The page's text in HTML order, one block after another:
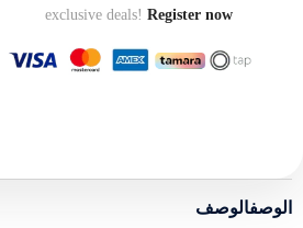
exclusive deals! Register now
الوصفالوصف